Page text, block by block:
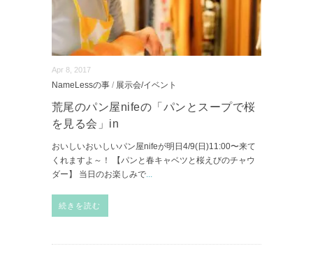
Apr 8, 2017
NameLessの事 / 展示会/イベント
荒尾のパン屋nifeの「パンとスープで桜
を見る会」in
おいしいおいしいパン屋nifeが明日4/9(日)11:00〜来て
くれますよ～！ 【パンと春キャベツと桜えびのチャウ
ダー】 当日のお楽しみで...
続きを読む